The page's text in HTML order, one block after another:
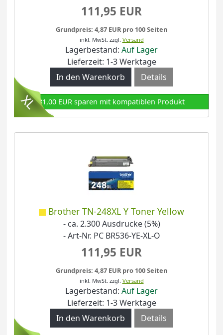
111,95 EUR
Grundpreis: 4,87 EUR pro 100 Seiten
inkl. MwSt. zzgl. Versand
Lagerbestand: Auf Lager
Lieferzeit: 1-3 Werktage
Details
81,00 EUR sparen mit kompatiblen Produkt
Brother TN-248XL Y Toner Yellow
- ca. 2.300 Ausdrucke (5%)
- Art-Nr. PC BR536-YE-XL-O
111,95 EUR
Grundpreis: 4,87 EUR pro 100 Seiten
inkl. MwSt. zzgl. Versand
Lagerbestand: Auf Lager
Lieferzeit: 1-3 Werktage
Details